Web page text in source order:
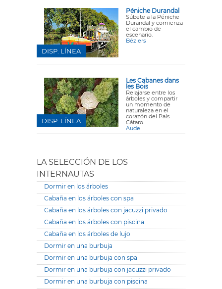
Péniche Durandal
Súbete a la Péniche
Durandal y comienza
el cambio de
escenario.
Béziers
DISP. LÍNEA
Les Cabanes dans
les Bois
Relajarse entre los
árboles y compartir
un momento de
naturaleza en el
corazón del País
Cátaro.
Aude
DISP. LÍNEA
LA SELECCIÓN DE LOS
INTERNAUTAS
Dormir en los árboles
Cabaña en los árboles con spa
Cabaña en los árboles con jacuzzi privado
Cabaña en los árboles con piscina
Cabaña en los árboles de lujo
Dormir en una burbuja
Dormir en una burbuja con spa
Dormir en una burbuja con jacuzzi privado
Dormir en una burbuja con piscina